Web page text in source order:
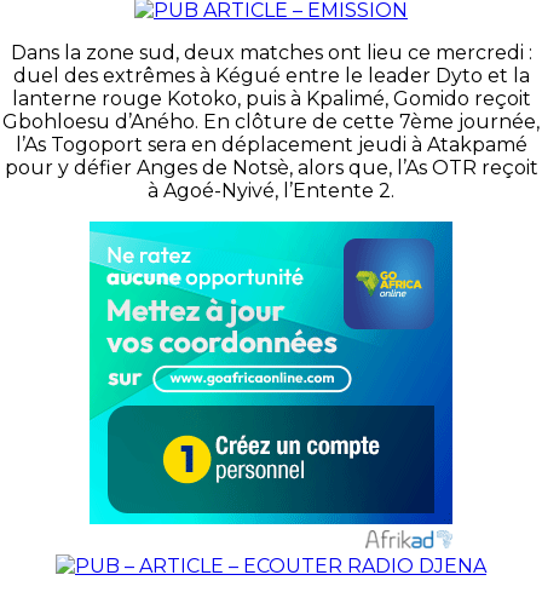
Dans la zone sud, deux matches ont lieu ce mercredi :
duel des extrêmes à Kégué entre le leader Dyto et la
lanterne rouge Kotoko, puis à Kpalimé, Gomido reçoit
Gbohloesu d’Aného. En clôture de cette 7ème journée,
l’As Togoport sera en déplacement jeudi à Atakpamé
pour y défier Anges de Notsè, alors que, l’As OTR reçoit
à Agoé-Nyivé, l’Entente 2.